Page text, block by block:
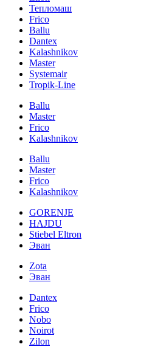
Тепломаш
Frico
Ballu
Dantex
Kalashnikov
Master
Systemair
Tropik-Line
Ballu
Master
Frico
Kalashnikov
Ballu
Master
Frico
Kalashnikov
GORENJE
HAJDU
Stiebel Eltron
Эван
Zota
Эван
Dantex
Frico
Nobo
Noirot
Zilon